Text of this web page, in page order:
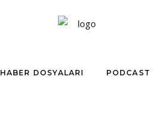
HABER DOSYALARI PODCAST